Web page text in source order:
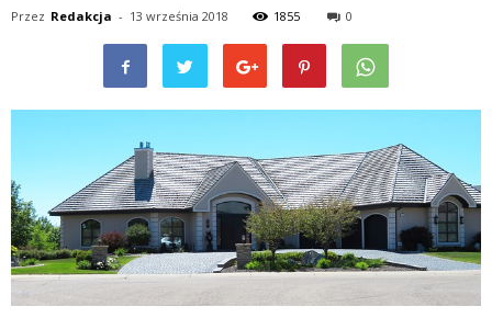
Przez Redakcja - 13 września 2018 1855 0